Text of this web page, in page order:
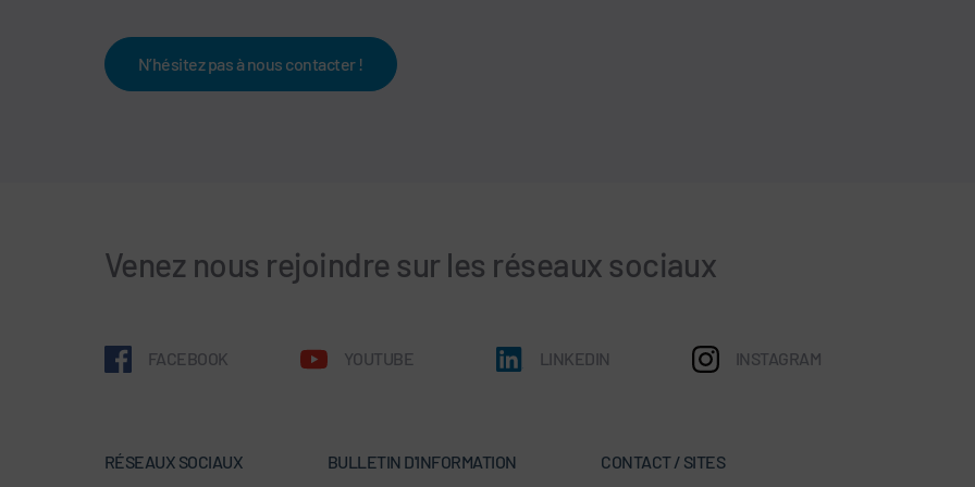
N’hésitez pas à nous contacter !
Venez nous rejoindre sur les réseaux sociaux
FACEBOOK YOUTUBE LINKEDIN INSTAGRAM
RÉSEAUX SOCIAUX BULLETIN D'INFORMATION CONTACT / SITES